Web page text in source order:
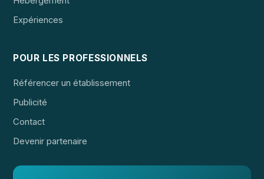
Expériences
POUR LES PROFESSIONNELS
Référencer un établissement
Publicité
Contact
Devenir partenaire